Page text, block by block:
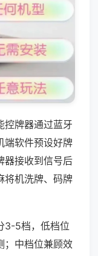
控牌器通过蓝牙
端软件预设好牌
器接收到信号后
将机洗牌、码牌
3-5档，低档位
；中档位兼顾效